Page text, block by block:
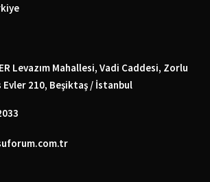
Levazım Mahallesi, Vadi Caddesi, Zorlu
Evler 210, Beşiktaş / İstanbul